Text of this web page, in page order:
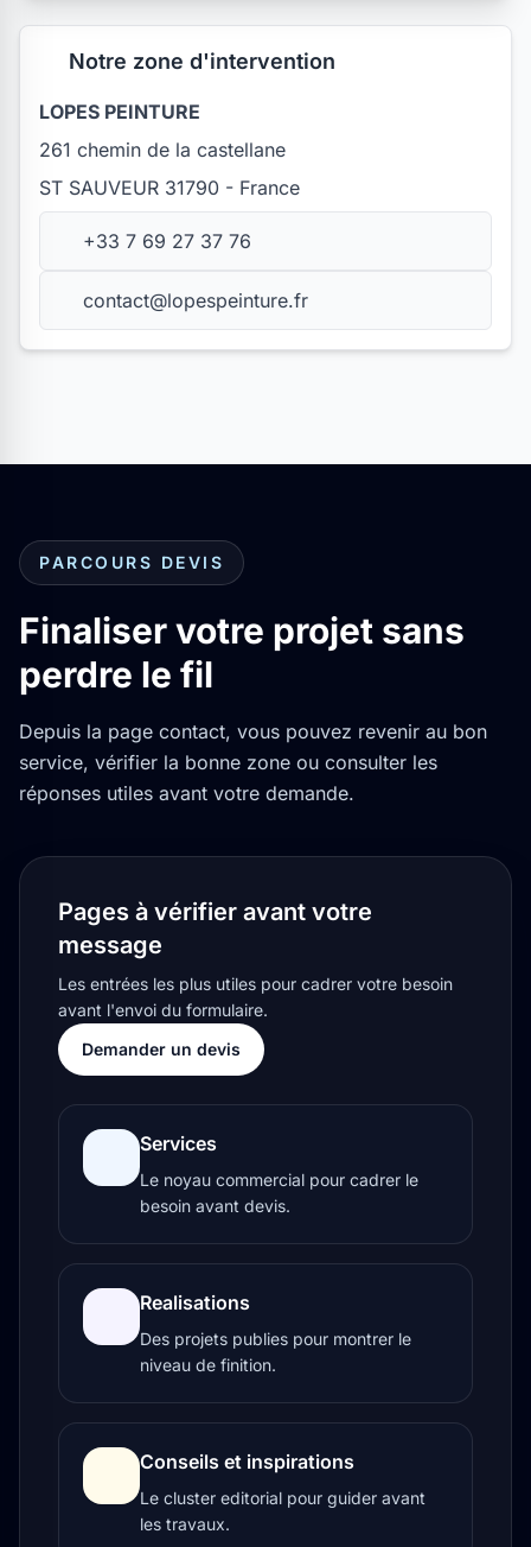
Notre zone d'intervention
LOPES PEINTURE
261 chemin de la castellane
ST SAUVEUR 31790 - France
+33 7 69 27 37 76
contact@lopespeinture.fr
PARCOURS DEVIS
Finaliser votre projet sans
perdre le fil
Depuis la page contact, vous pouvez revenir au bon
service, vérifier la bonne zone ou consulter les
réponses utiles avant votre demande.
Pages à vérifier avant votre
message
Les entrées les plus utiles pour cadrer votre besoin
avant l'envoi du formulaire.
Demander un devis
Services
Le noyau commercial pour cadrer le
besoin avant devis.
Realisations
Des projets publies pour montrer le
niveau de finition.
Conseils et inspirations
Le cluster editorial pour guider avant
les travaux.